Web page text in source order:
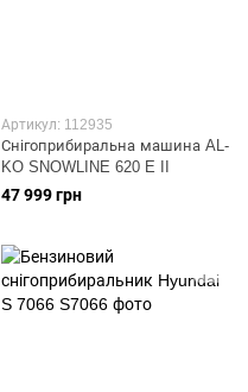
Артикул: 112935
Снігоприбиральна машина AL-
KO SNOWLINE 620 E II
47 999 грн